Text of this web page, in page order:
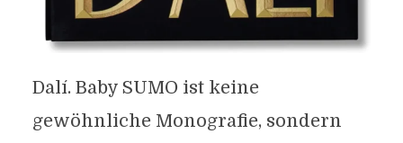
Dalí. Baby SUMO ist keine
gewöhnliche Monografie, sondern